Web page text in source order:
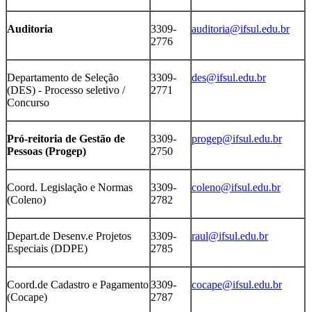
Auditoria
3309-
2776
auditoria@ifsul.edu.br
Departamento de Seleção
(DES) - Processo seletivo /
Concurso
3309-
2771
des@ifsul.edu.br
Pró-reitoria de Gestão de
Pessoas (Progep)
3309-
2750
progep@ifsul.edu.br
Coord. Legislação e Normas
(Coleno)
3309-
2782
coleno@ifsul.edu.br
Depart.de Desenv.e Projetos
Especiais (DDPE)
3309-
2785
raul@ifsul.edu.br
Coord.de Cadastro e Pagamento
(Cocape)
3309-
2787
cocape@ifsul.edu.br